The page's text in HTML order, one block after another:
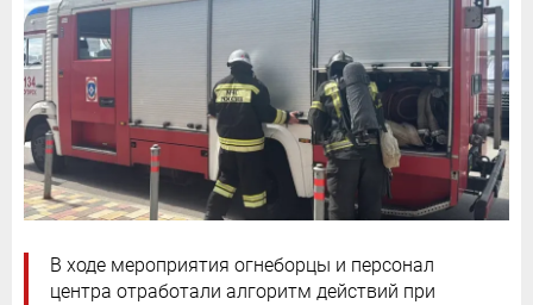
В ходе мероприятия огнеборцы и персонал
центра отработали алгоритм действий при